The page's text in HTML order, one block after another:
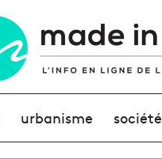
urbanisme société